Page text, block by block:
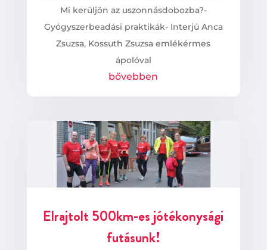
Mi kerüljön az uszonnásdobozba?-
Gyógyszerbeadási praktikák- Interjú Anca
Zsuzsa, Kossuth Zsuzsa emlékérmes
ápolóval
bővebben
Elrajtolt 500km-es jótékonysági
futásunk!